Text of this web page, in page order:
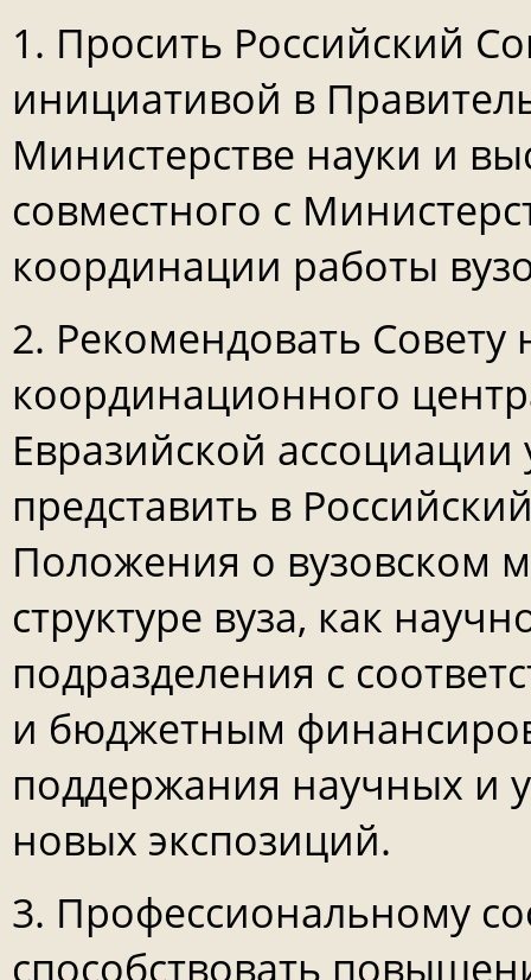
1. Просить Российский
инициативой в
Министерстве науки и
совместного с
координации работы
2. Рекомендовать
координационного
Евразийской ассоциации
представить в
Положения о вузовском
структуре вуза, как
подразделения с
и бюджетным
поддержания научных и
новых экспозиций.
3. Профессиональному
способствовать